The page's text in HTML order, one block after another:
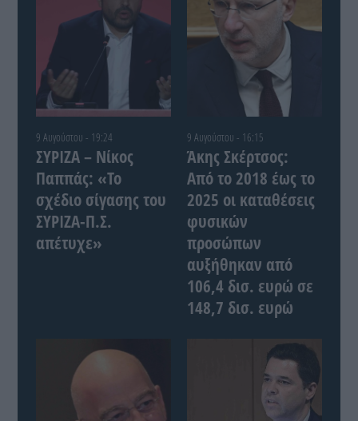
9 Αυγούστου - 19:24
ΣΥΡΙΖΑ – Νίκος
Παππάς: «Το
σχέδιο σίγασης του
ΣΥΡΙΖΑ-Π.Σ.
απέτυχε»
9 Αυγούστου - 16:15
Άκης Σκέρτσος:
Από το 2018 έως το
2025 οι καταθέσεις
φυσικών
προσώπων
αυξήθηκαν από
106,4 δισ. ευρώ σε
148,7 δισ. ευρώ